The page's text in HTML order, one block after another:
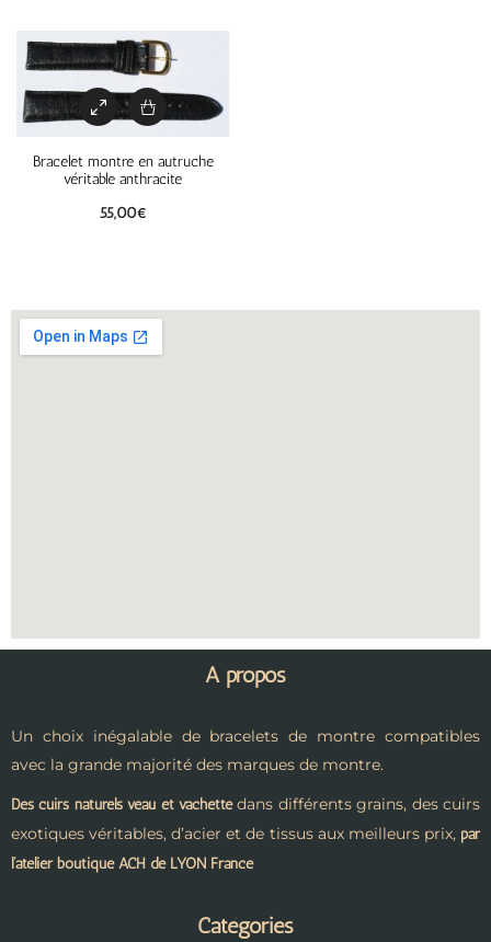
Bracelet montre en autruche
véritable anthracite
55,00€
A propos
Un choix inégalable de bracelets de montre compatibles
avec la grande majorité des marques de montre.
Des cuirs naturels veau et vachettedans différents grains, des cuirs
exotiques véritables, d’acier et de tissus aux meilleurs prix, par
l’atelier boutique ACH de LYON France
Catégories